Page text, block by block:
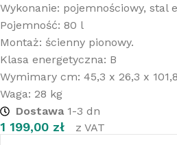
Wykonanie: pojemnościowy, stal
Pojemność: 80 l
Montaż: ścienny pionowy.
Klasa energetyczna: B
Wymimary cm: 45,3 x 26,3 x
Waga: 28 kg
Dostawa1-3 dn
1 199,00 zł z VAT